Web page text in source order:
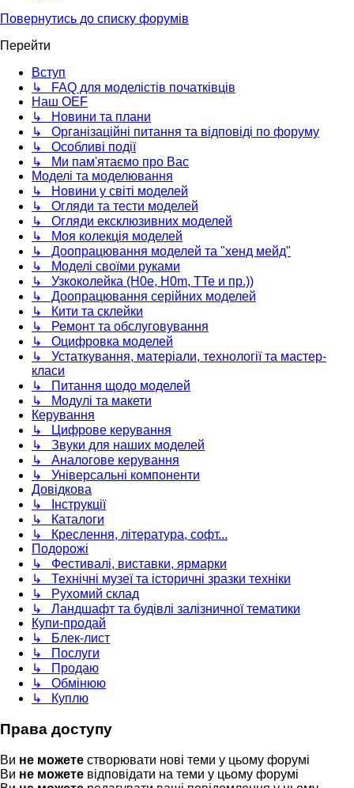
Повернутись до списку форумів
Перейти
Вступ
↳ FAQ для моделістів початківців
Наш OEF
↳ Новини та плани
↳ Організаційні питання та відповіді по форуму
↳ Особливі події
↳ Ми пам'ятаємо про Вас
Моделі та моделювання
↳ Новини у світі моделей
↳ Огляди та тести моделей
↳ Огляди ексклюзивних моделей
↳ Моя колекція моделей
↳ Доопрацювання моделей та "хенд мейд"
↳ Моделі своїми руками
↳ Узкоколейка (H0e, H0m, TTe и пр.))
↳ Доопрацювання серійних моделей
↳ Кити та склейки
↳ Ремонт та обслуговування
↳ Оцифровка моделей
↳ Устаткування, матеріали, технології та мастер-
класи
↳ Питання щодо моделей
↳ Модулі та макети
Керування
↳ Цифрове керування
↳ Звуки для наших моделей
↳ Аналогове керування
↳ Універсальні компоненти
Довідкова
↳ Інструкції
↳ Каталоги
↳ Креслення, література, софт...
Подорожі
↳ Фестивалі, виставки, ярмарки
↳ Технічні музеї та історичні зразки техніки
↳ Рухомий склад
↳ Ландшафт та будівлі залізничної тематики
Купи-продай
↳ Блек-лист
↳ Послуги
↳ Продаю
↳ Обмінюю
↳ Куплю
Права доступу
Ви не можете створювати нові теми у цьому форумі
Ви не можете відповідати на теми у цьому форумі